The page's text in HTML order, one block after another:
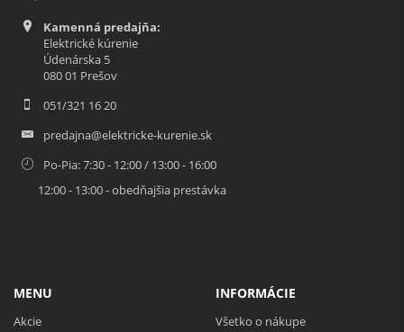
Kamenná predajňa:
Elektrické kúrenie
Údenárska 5
080 01 Prešov
051/321 16 20
predajna@elektricke-kurenie.sk
Po-Pia: 7:30 - 12:00 / 13:00 - 16:00
12:00 - 13:00 - obedňajšia prestávka
MENU
Akcie
INFORMÁCIE
Všetko o nákupe